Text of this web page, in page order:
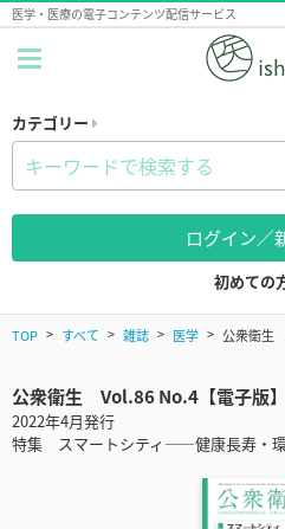
医学・医療の電子コンテンツ配信サービス
カテゴリー
ログイン／
初めての
TOP すべて 雑誌 医学 公衆衛生
公衆衛生 Vol.86 No.4【電子版】
2022年4月発行
特集 スマートシティ――健康長寿・環